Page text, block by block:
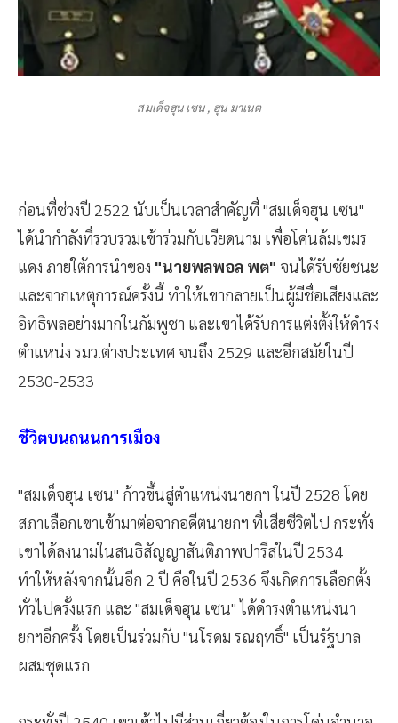
สมเด็จฮุน เซน , ฮุน มาเนต
ก่อนที่ช่วงปี 2522 นับเป็นเวลาสำคัญที่ "สมเด็จฮุน เซน"
ได้นำกำลังที่รวบรวมเข้าร่วมกับเวียดนาม เพื่อโค่นล้มเขมร
แดง ภายใต้การนำของ "นายพลพอล พต" จนได้รับชัยชนะ
และจากเหตุการณ์ครั้งนี้ ทำให้เขากลายเป็นผู้มีชื่อเสียงและ
อิทธิพลอย่างมากในกัมพูชา และเขาได้รับการแต่งตั้งให้ดำรง
ตำแหน่ง รมว.ต่างประเทศ จนถึง 2529 และอีกสมัยในปี
2530-2533
ชีวิตบนถนนการเมือง
"สมเด็จฮุน เซน" ก้าวขึ้นสู่ตำแหน่งนายกฯ ในปี 2528 โดย
สภาเลือกเขาเข้ามาต่อจากอดีตนายกฯ ที่เสียชีวิตไป กระทั่ง
เขาได้ลงนามในสนธิสัญญาสันติภาพปารีสในปี 2534
ทำให้หลังจากนั้นอีก 2 ปี คือในปี 2536 จึงเกิดการเลือกตั้ง
ทั่วไปครั้งแรก และ "สมเด็จฮุน เซน" ได้ดำรงตำแหน่งนา
ยกฯอีกครั้ง โดยเป็นร่วมกับ "นโรดม รณฤทธิ์" เป็นรัฐบาล
ผสมชุดแรก